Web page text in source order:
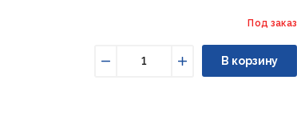
Под заказ
Увеличить
В корзину